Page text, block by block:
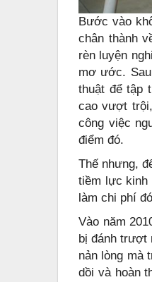
Bước vào
chân thành
rèn luyện
mơ ước.
thuật để tập
cao vượt
công việc
điểm đó.
Thế nhưng,
tiềm lực kinh
làm chi phí
Vào năm
bị đánh trượt
nản lòng mà
dồi và hoàn